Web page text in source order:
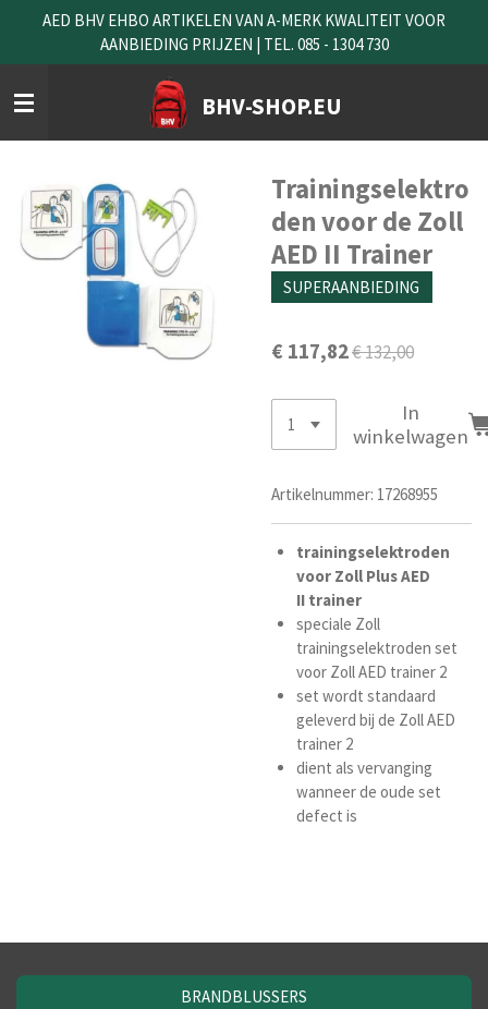
naar
de
hoofdinhoud
BHV-SHOP.EU
AED BHV EHBO ARTIKELEN VAN A-MERK KWALITEIT VOOR
AANBIEDING PRIJZEN | TEL. 085 - 1304 730
Trainingselektro
den voor de Zoll
AED II Trainer
SUPERAANBIEDING
€ 117,82€ 132,00
In
winkelwagen
Artikelnummer: 17268955
trainingselektroden
voor Zoll PlusAED
II trainer
speciale Zoll
trainingselektroden set
voor Zoll AED trainer 2
set wordt standaard
geleverd bij de Zoll AED
trainer 2
dient als vervanging
wanneer de oude set
defect is
BRANDBLUSSERS